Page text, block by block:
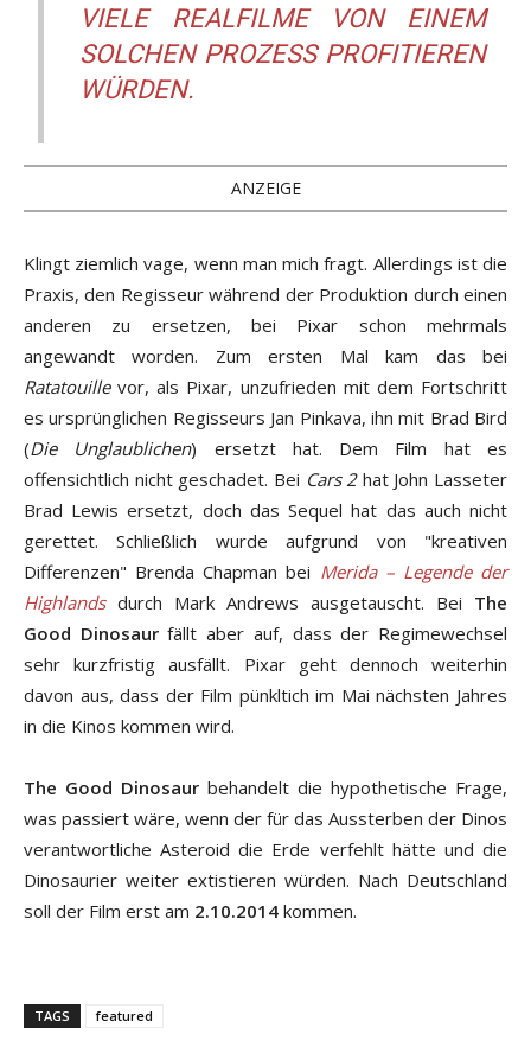
VIELE REALFILME VON EINEM
SOLCHEN PROZESS PROFITIEREN
WÜRDEN.
ANZEIGE
Klingt ziemlich vage, wenn man mich fragt. Allerdings ist die
Praxis, den Regisseur während der Produktion durch einen
anderen zu ersetzen, bei Pixar schon mehrmals
angewandt worden. Zum ersten Mal kam das bei
Ratatouillevor, als Pixar, unzufrieden mit dem Fortschritt
es ursprünglichen Regisseurs Jan Pinkava, ihn mit Brad Bird
(Die Unglaublichen) ersetzt hat. Dem Film hat es
offensichtlich nicht geschadet. Bei Cars 2hat John Lasseter
Brad Lewis ersetzt, doch das Sequel hat das auch nicht
gerettet. Schließlich wurde aufgrund von "kreativen
Differenzen" Brenda Chapman bei Merida – Legende der
Highlandsdurch Mark Andrews ausgetauscht. Bei The
Good Dinosaurfällt aber auf, dass der Regimewechsel
sehr kurzfristig ausfällt. Pixar geht dennoch weiterhin
davon aus, dass der Film pünkltich im Mai nächsten Jahres
in die Kinos kommen wird.
The Good Dinosaur behandelt die hypothetische Frage,
was passiert wäre, wenn der für das Aussterben der Dinos
verantwortliche Asteroid die Erde verfehlt hätte und die
Dinosaurier weiter extistieren würden. Nach Deutschland
soll der Film erst am 2.10.2014 kommen.
TAGS featured